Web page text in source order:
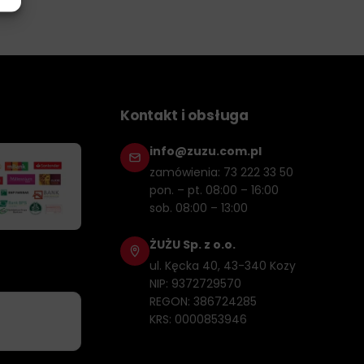
Kontakt i obsługa
info@zuzu.com.pl
zamówienia: 73 222 33 50
pon. – pt. 08:00 – 16:00
sob. 08:00 – 13:00
ŻUŻU Sp. z o.o.
ul. Kęcka 40, 43-340 Kozy
NIP: 9372729570
REGON: 386724285
KRS: 0000853946